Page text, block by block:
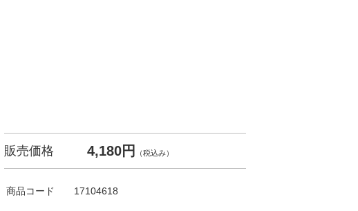
販売価格 4,180円 （税込み）
商品コード 17104618